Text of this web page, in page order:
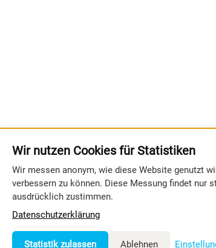
Wir nutzen Cookies für Statistiken
Wir messen anonym, wie diese Website genutzt
verbessern zu können. Diese Messung findet nur
ausdrücklich zustimmen.
Datenschutzerklärung
Statistik zulassen Ablehnen